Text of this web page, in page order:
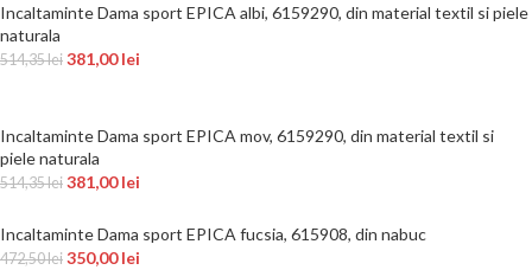
Incaltaminte Dama sport EPICA albi, 6159290, din material textil si piele
naturala
514,35lei 381,00lei
Incaltaminte Dama sport EPICA mov, 6159290, din material textil si
piele naturala
514,35lei 381,00lei
Incaltaminte Dama sport EPICA fucsia, 615908, din nabuc
472,50lei 350,00lei